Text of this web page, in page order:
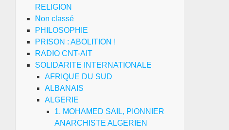
RELIGION
Non classé
PHILOSOPHIE
PRISON : ABOLITION !
RADIO CNT-AIT
SOLIDARITE INTERNATIONALE
AFRIQUE DU SUD
ALBANAIS
ALGERIE
1. MOHAMED SAIL, PIONNIER
ANARCHISTE ALGERIEN